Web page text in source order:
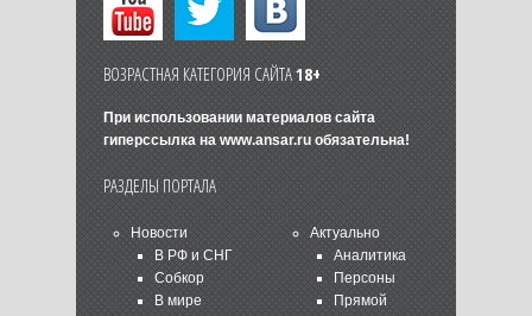
ВОЗРАСТНАЯ КАТЕГОРИЯ САЙТА18+
При использовании материалов сайта
гиперссылка на www.ansar.ruобязательна!
РАЗДЕЛЫ ПОРТАЛА
Новости
В РФ и СНГ
Собкор
В мире
Актуально
Аналитика
Персоны
Прямой